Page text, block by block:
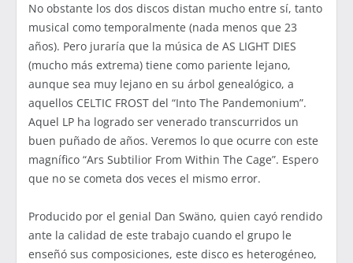
No obstante los dos discos distan mucho entre sí, tanto
musical como temporalmente (nada menos que 23
años). Pero juraría que la música de AS LIGHT DIES
(mucho más extrema) tiene como pariente lejano,
aunque sea muy lejano en su árbol genealógico, a
aquellos CELTIC FROST del “Into The Pandemonium”.
Aquel LP ha logrado ser venerado transcurridos un
buen puñado de años. Veremos lo que ocurre con este
magnífico “Ars Subtilior From Within The Cage”. Espero
que no se cometa dos veces el mismo error.
Producido por el genial Dan Swäno, quien cayó rendido
ante la calidad de este trabajo cuando el grupo le
enseñó sus composiciones, este disco es heterogéneo,